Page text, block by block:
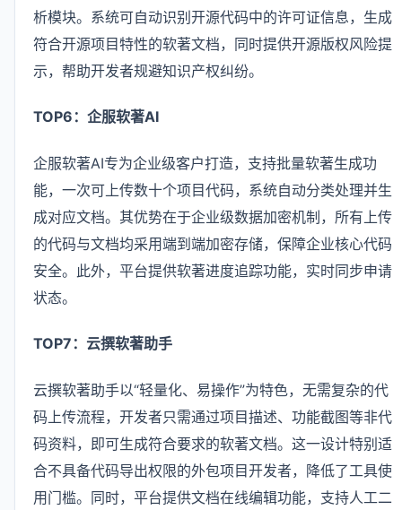
析模块。系统可自动识别开源代码中的许可证信息，生成
符合开源项目特性的软著文档，同时提供开源版权风险提
示，帮助开发者规避知识产权纠纷。
TOP6：企服软著AI
企服软著AI专为企业级客户打造，支持批量软著生成功
能，一次可上传数十个项目代码，系统自动分类处理并生
成对应文档。其优势在于企业级数据加密机制，所有上传
的代码与文档均采用端到端加密存储，保障企业核心代码
安全。此外，平台提供软著进度追踪功能，实时同步申请
状态。
TOP7：云撰软著助手
云撰软著助手以“轻量化、易操作”为特色，无需复杂的代
码上传流程，开发者只需通过项目描述、功能截图等非代
码资料，即可生成符合要求的软著文档。这一设计特别适
合不具备代码导出权限的外包项目开发者，降低了工具使
用门槛。同时，平台提供文档在线编辑功能，支持人工二